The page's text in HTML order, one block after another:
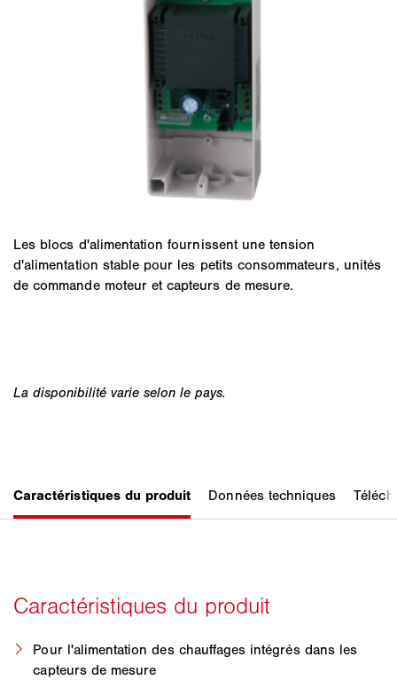
Les blocs d'alimentation fournissent une tension
d'alimentation stable pour les petits consommateurs, unités
de commande moteur et capteurs de mesure.
Pour l'alimentation des chauffages intégrés dans les
capteurs de mesure